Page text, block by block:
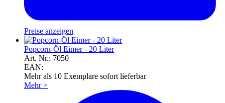
Preise anzeigen
Popcorn-Öl Eimer - 20 Liter
Art. Nr.: 7050
EAN:
Mehr als 10 Exemplare sofort lieferbar
Mehr>